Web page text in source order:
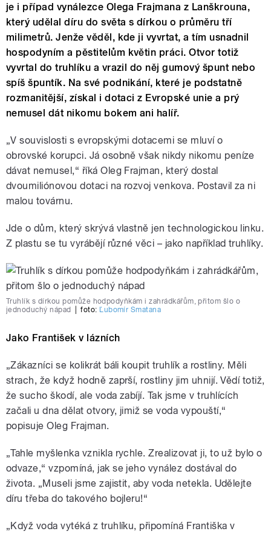
je i případ vynálezce Olega Frajmana z Lanškrouna,
který udělal díru do světa s dírkou o průměru tří
milimetrů. Jenže věděl, kde ji vyvrtat, a tím usnadnil
hospodyním a pěstitelům květin práci. Otvor totiž
vyvrtal do truhlíku a vrazil do něj gumový špunt nebo
spíš špuntík. Na své podnikání, které je podstatně
rozmanitější, získal i dotaci z Evropské unie a prý
nemusel dát nikomu bokem ani halíř.
„V souvislosti s evropskými dotacemi se mluví o
obrovské korupci. Já osobně však nikdy nikomu peníze
dávat nemusel,“ říká Oleg Frajman, který dostal
dvoumiliónovou dotaci na rozvoj venkova. Postavil za ni
malou továrnu.
Jde o dům, který skrývá vlastně jen technologickou linku.
Z plastu se tu vyrábějí různé věci – jako například truhlíky.
Truhlík s dírkou pomůže hodpodyňkám i zahrádkářům, přitom šlo o
jednoduchý nápad
foto: Ľubomír Smatana
Jako František v lázních
„Zákazníci se kolikrát báli koupit truhlík a rostliny. Měli
strach, že když hodně zaprší, rostliny jim uhnijí. Vědí totiž,
že sucho škodí, ale voda zabíjí. Tak jsme v truhlících
začali u dna dělat otvory, jimiž se voda vypouští,“
popisuje Oleg Frajman.
„Tahle myšlenka vznikla rychle. Zrealizovat ji, to už bylo o
odvaze,“ vzpomíná, jak se jeho vynález dostával do
života. „Museli jsme zajistit, aby voda netekla. Udělejte
díru třeba do takového bojleru!“
„Když voda vytéká z truhlíku, připomíná Františka v